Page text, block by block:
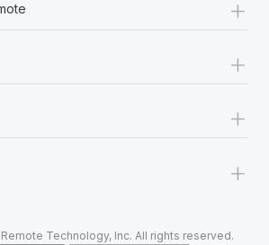
+
+
+
+
Technology, Inc. All rights reserved.